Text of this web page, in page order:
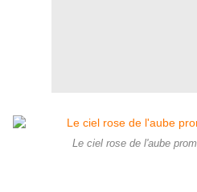
Le ciel rose de l'aube